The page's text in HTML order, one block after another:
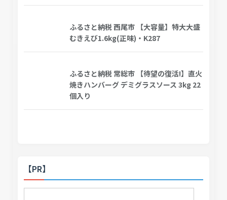
ふるさと納税 西尾市 【大容量】特大大盛
むきえび1.6kg(正味)・K287
ふるさと納税 常総市 【待望の復活!】直火
焼きハンバーグ デミグラスソース 3kg 22
個入り
【PR】